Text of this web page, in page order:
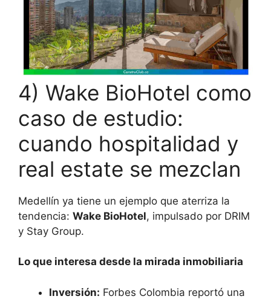
4) Wake BioHotel como
caso de estudio:
cuando hospitalidad y
real estate se mezclan
Medellín ya tiene un ejemplo que aterriza la
tendencia: Wake BioHotel, impulsado por DRIM
y Stay Group.
Lo que interesa desde la mirada inmobiliaria
Inversión: Forbes Colombia reportó una